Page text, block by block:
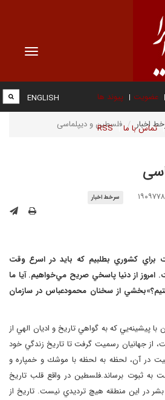
Toggle
عضویت پیوند ها
تماس با ما RSS
ENGLISH
اخبار فلسطین و دیپلماسی
سرخط اخبار
براي كشوري بطلبيم كه بايد در اسرع وقت
از دنيا پاسخي صريح مي‌خواهيم. آيا ما
از سخنان محمودعباس در سازمان
پيشينه‌يي كه به گواهي تاريخ و اديان الهي از
از جهانيان رسميت گرفت تا تاريخ زندگي خود
در آن، لحظه به لحظه با موشك و خمپاره و
به ثبوت برساند.فلسطين در واقع قلب تاريخ
در اين منطقه هيچ ترديدي نيست. تاريخ از